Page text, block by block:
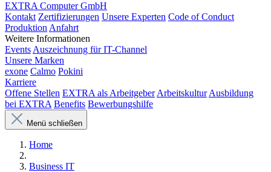
EXTRA Computer GmbH
Kontakt Zertifizierungen Unsere Experten Code of Conduct
Produktion Anfahrt
Weitere Informationen
Events Auszeichnung für IT-Channel
Unsere Marken
exone Calmo Pokini
Karriere
Offene Stellen EXTRA als Arbeitgeber Arbeitskultur Ausbildung
bei EXTRA Benefits Bewerbungshilfe
Menü schließen
Home
Business IT